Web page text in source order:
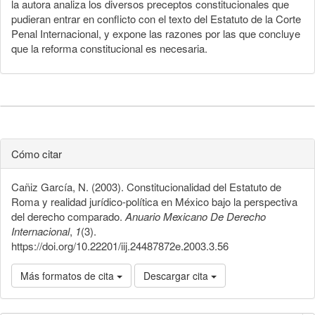
la autora analiza los diversos preceptos constitucionales que
pudieran entrar en conflicto con el texto del Estatuto de la Corte
Penal Internacional, y expone las razones por las que concluye
que la reforma constitucional es necesaria.
Cómo citar
Cañiz García, N. (2003). Constitucionalidad del Estatuto de
Roma y realidad jurídico-política en México bajo la perspectiva
del derecho comparado. Anuario Mexicano De Derecho
Internacional, 1(3).
https://doi.org/10.22201/iij.24487872e.2003.3.56
Más formatos de cita Descargar cita